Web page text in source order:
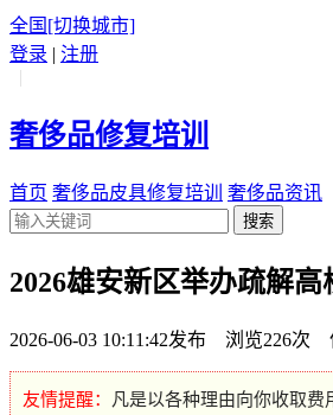
全国 [切换城市]
登录 | 注册
|
奢侈品修复培训
首页 奢侈品皮具修复培训 奢侈品资讯
搜索
2026雄安新区举办疏解
2026-06-03 10:11:42发布 浏览226次
友情提醒： 凡是以各种理由向你收取费